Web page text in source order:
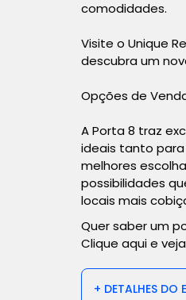
comodidades.
Visite o Unique
descubra um
Opções de
A Porta 8 traz
ideais tanto
melhores
possibilidades
locais mais
Quer saber um
Clique aqui e
+ DETALHES DO